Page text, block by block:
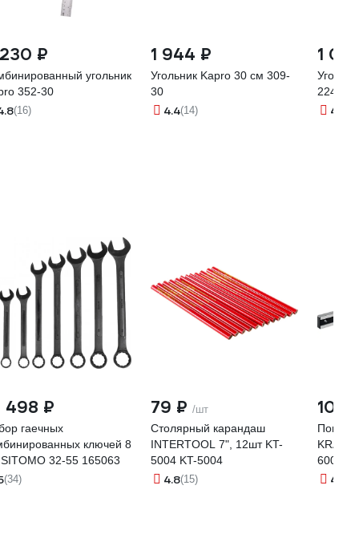
₽
угольник
352-30
(16)
1 944 ₽
Угольник Kapro 30 см 309-
30
4.4(14)
1
2249-
4.2
498 ₽
гаечных
ключей 8
32-55 165063
(34)
79 ₽ /шт
Столярный карандаш
INTERTOOL 7", 12шт KT-
5004 KT-5004
4.8(15)
10
4.6